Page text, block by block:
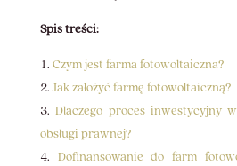
Spis treści:
Czym jest farma fotowoltaiczna?
Jak założyć farmę fotowoltaiczną?
Dlaczego proces inwestycyjny
obsługi prawnej?
Dofinansowanie do farm